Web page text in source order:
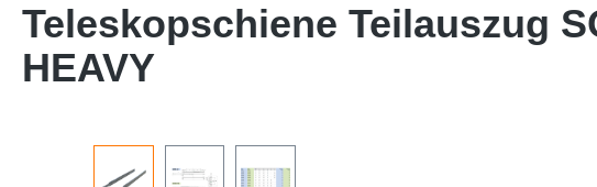
Teleskopschiene Teilauszug
HEAVY